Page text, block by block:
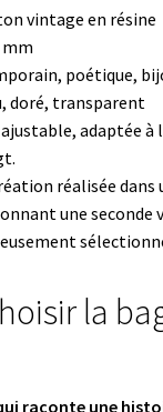
vintage en résine
poétique,
doré, transparent
adaptée à
réalisée dans
une seconde
la
raconte une